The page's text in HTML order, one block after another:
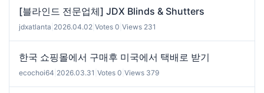
[블라인드 전문업체] JDX Blinds & Shutters
jdxatlanta 2026.04.02 Votes 0 Views 231
한국 쇼핑몰에서 구매후 미국에서 택배로 받기
ecochoi64 2026.03.31 Votes 0 Views 379